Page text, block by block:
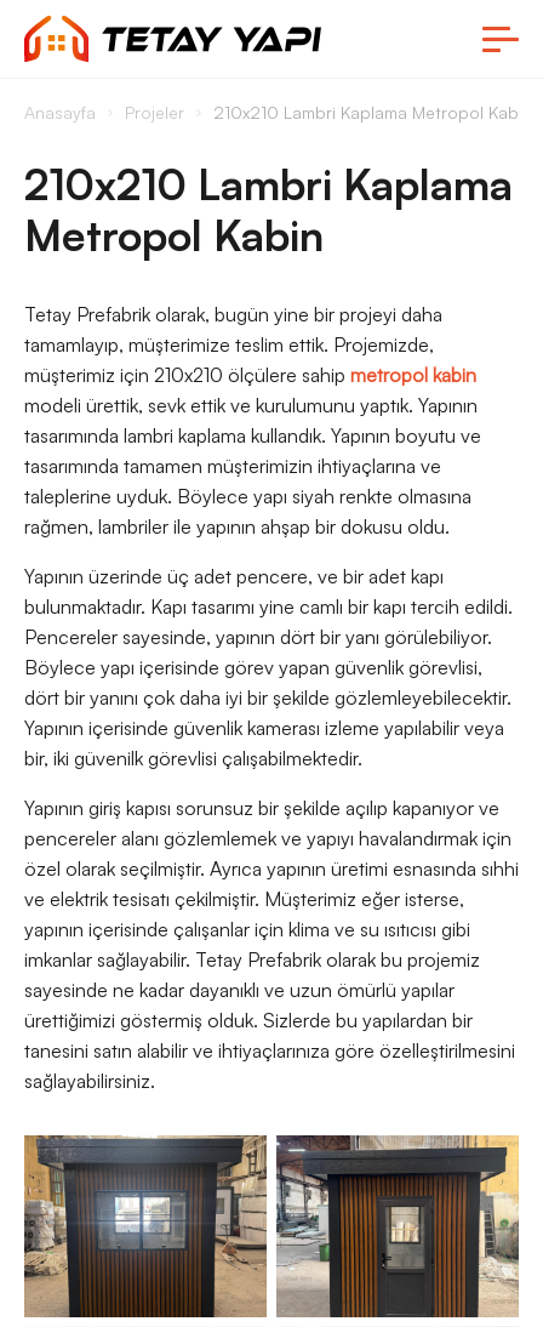
Anasayfa Projeler 210x210 Lambri Kaplama Metropol Kabin
210x210 Lambri Kaplama
Metropol Kabin
Tetay Prefabrik olarak, bugün yine bir projeyi daha
tamamlayıp, müşterimize teslim ettik. Projemizde,
müşterimiz için 210x210 ölçülere sahip metropol kabin
modeli ürettik, sevk ettik ve kurulumunu yaptık. Yapının
tasarımında lambri kaplama kullandık. Yapının boyutu ve
tasarımında tamamen müşterimizin ihtiyaçlarına ve
taleplerine uyduk. Böylece yapı siyah renkte olmasına
rağmen, lambriler ile yapının ahşap bir dokusu oldu.
Yapının üzerinde üç adet pencere, ve bir adet kapı
bulunmaktadır. Kapı tasarımı yine camlı bir kapı tercih edildi.
Pencereler sayesinde, yapının dört bir yanı görülebiliyor.
Böylece yapı içerisinde görev yapan güvenlik görevlisi,
dört bir yanını çok daha iyi bir şekilde gözlemleyebilecektir.
Yapının içerisinde güvenlik kamerası izleme yapılabilir veya
bir, iki güvenilk görevlisi çalışabilmektedir.
Yapının giriş kapısı sorunsuz bir şekilde açılıp kapanıyor ve
pencereler alanı gözlemlemek ve yapıyı havalandırmak için
özel olarak seçilmiştir. Ayrıca yapının üretimi esnasında sıhhi
ve elektrik tesisatı çekilmiştir. Müşterimiz eğer isterse,
yapının içerisinde çalışanlar için klima ve su ısıtıcısı gibi
imkanlar sağlayabilir. Tetay Prefabrik olarak bu projemiz
sayesinde ne kadar dayanıklı ve uzun ömürlü yapılar
ürettiğimizi göstermiş olduk. Sizlerde bu yapılardan bir
tanesini satın alabilir ve ihtiyaçlarınıza göre özelleştirilmesini
sağlayabilirsiniz.